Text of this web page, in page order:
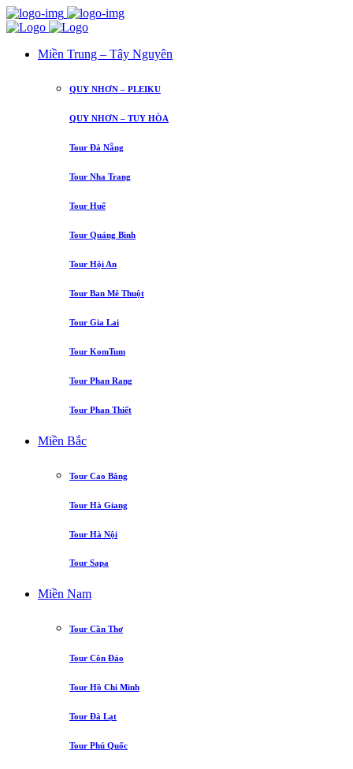
Miền Trung – Tây Nguyên
QUY NHƠN – PLEIKU
QUY NHƠN – TUY HÒA
Tour Đà Nẵng
Tour Nha Trang
Tour Huế
Tour Quảng Bình
Tour Hội An
Tour Ban Mê Thuột
Tour Gia Lai
Tour KomTum
Tour Phan Rang
Tour Phan Thiết
Miền Bắc
Tour Cao Bằng
Tour Hà Giang
Tour Hà Nội
Tour Sapa
Miền Nam
Tour Cần Thơ
Tour Côn Đảo
Tour Hồ Chí Minh
Tour Đà Lạt
Tour Phú Quốc